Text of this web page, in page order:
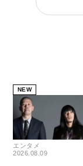
NEW
エンタメ
2026.08.09